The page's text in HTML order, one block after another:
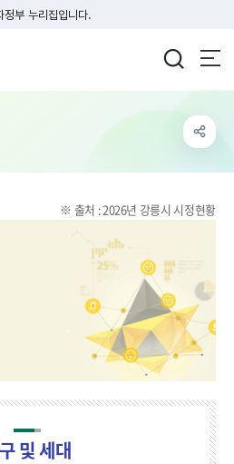
정부 누리집입니다.
※ 출처 : 2026년 강릉시 시정현황
및 세대